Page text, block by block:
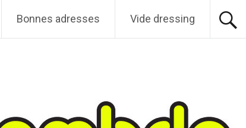
Bonnes adresses Vide dressing